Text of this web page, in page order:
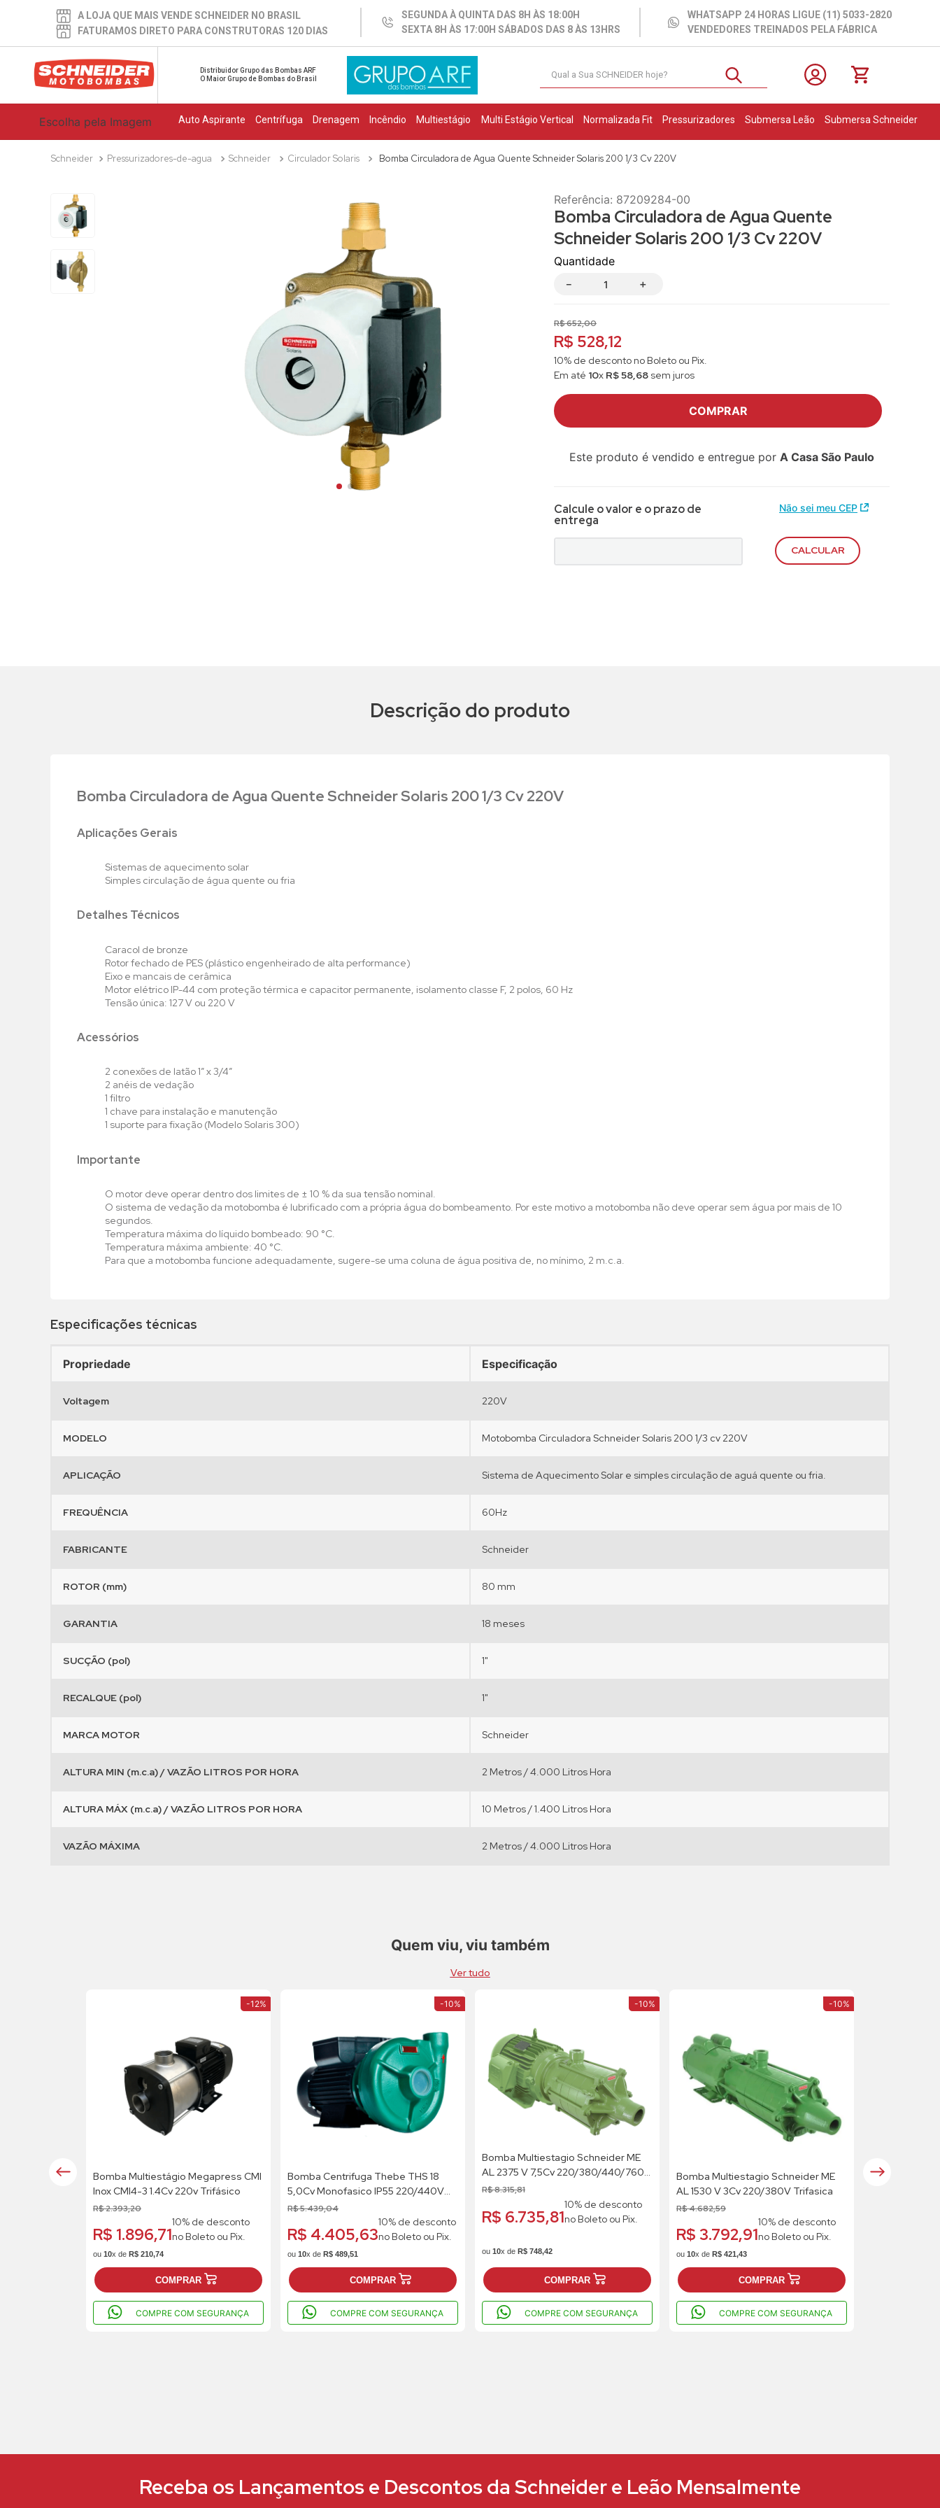
A LOJA QUE MAIS VENDE SCHNEIDER NO BRASIL
FATURAMOS DIRETO PARA CONSTRUTORAS 120 DIAS
SEGUNDA À QUINTA DAS 8H ÀS 18:00H
SEXTA 8H ÀS 17:00H SÁBADOS DAS 8 ÀS 13HRS
WHATSAPP 24 HORAS LIGUE (11) 5033-2820
VENDEDORES TREINADOS PELA FÁBRICA
Distribuidor Grupo das Bombas ARF
O Maior Grupo de Bombas do Brasil
Qual a Sua SCHNEIDER hoje?
Escolha pela Imagem Auto Aspirante Centrífuga Drenagem Incêndio Multiestágio Multi Estágio Vertical Normalizada Fit Pressurizadores Submersa Leão Submersa Schneider
Pressurizadores-de-agua Schneider Circulador Solaris Bomba Circuladora de Agua Quente Schneider Solaris 200 1/3 Cv 220V
Referência: 87209284-00
Bomba Circuladora de Agua Quente
Schneider Solaris 200 1/3 Cv 220V
Quantidade
＋
－
R$652,00
R$ 528,12
10% de desconto no Boleto ou Pix.
Em até 10x R$58,68 sem juros
COMPRAR
Este produto é vendido e entregue por A Casa São Paulo
Não sei meu CEP
Descrição do produto
Bomba Circuladora de Agua Quente Schneider Solaris 200 1/3 Cv 220V
Aplicações Gerais
Sistemas de aquecimento solar
Simples circulação de água quente ou fria
Detalhes Técnicos
Caracol de bronze
Rotor fechado de PES (plástico engenheirado de alta performance)
Eixo e mancais de cerâmica
Motor elétrico IP-44 com proteção térmica e capacitor permanente, isolamento classe F, 2 polos, 60 Hz
Tensão única: 127 V ou 220 V
Acessórios
2 conexões de latão 1” x 3/4”
2 anéis de vedação
1 filtro
1 chave para instalação e manutenção
1 suporte para fixação (Modelo Solaris 300)
Importante
O motor deve operar dentro dos limites de ± 10 % da sua tensão nominal.
O sistema de vedação da motobomba é lubrificado com a própria água do bombeamento. Por este motivo a motobomba não deve operar sem água por mais de 10
segundos.
Temperatura máxima do líquido bombeado: 90 °C.
Temperatura máxima ambiente: 40 °C.
Para que a motobomba funcione adequadamente, sugere-se uma coluna de água positiva de, no mínimo, 2 m.c.a.
Especificações técnicas
Propriedade Especificação
Voltagem 220V
MODELO Motobomba Circuladora Schneider Solaris 200 1/3 cv 220V
APLICAÇÃO Sistema de Aquecimento Solar e simples circulação de aguá quente ou fria.
FREQUÊNCIA 60Hz
FABRICANTE Schneider
ROTOR (mm) 80 mm
GARANTIA 18 meses
SUCÇÃO (pol) 1"
RECALQUE (pol) 1"
MARCA MOTOR Schneider
ALTURA MIN (m.c.a) / VAZÃO LITROS POR HORA 2 Metros / 4.000 Litros Hora
ALTURA MÁX (m.c.a) / VAZÃO LITROS POR HORA 10 Metros / 1.400 Litros Hora
VAZÃO MÁXIMA 2 Metros / 4.000 Litros Hora
Quem viu, viu também
Ver tudo
-12%
Bomba Multiestágio Megapress CMI
Inox CMI4-3 1.4Cv 220v Trifásico
R$2.393,20
R$ 1.896,71
10% de desconto
no Boleto ou Pix.
ou10x de R$ 210,74
COMPRAR
COMPRE COM SEGURANÇA
-10%
Bomba Centrifuga Thebe THS 18
5,0Cv Monofasico IP55 220/440V
Rotor de 156
R$5.439,04
R$ 4.405,63
10% de desconto
no Boleto ou Pix.
ou10x de R$ 489,51
COMPRAR
COMPRE COM SEGURANÇA
-10%
Bomba Multiestagio Schneider ME
AL 2375 V 7,5Cv 220/380/440/760V
Trifásica
R$8.315,81
R$ 6.735,81
10% de desconto
no Boleto ou Pix.
ou10x de R$ 748,42
COMPRAR
COMPRE COM SEGURANÇA
-10%
Bomba Multiestagio Schneider ME
AL 1530 V 3Cv 220/380V Trifasica
R$4.682,59
R$ 3.792,91
10% de desconto
no Boleto ou Pix.
ou10x de R$ 421,43
COMPRAR
COMPRE COM SEGURANÇA
Receba os Lançamentos e Descontos da Schneider e Leão Mensalmente
TERMOS MAIS BUSCADOS
3º bca